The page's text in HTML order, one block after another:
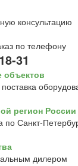
консультацию
по телефону
31
объектов
регион России
по Санкт-
дилером